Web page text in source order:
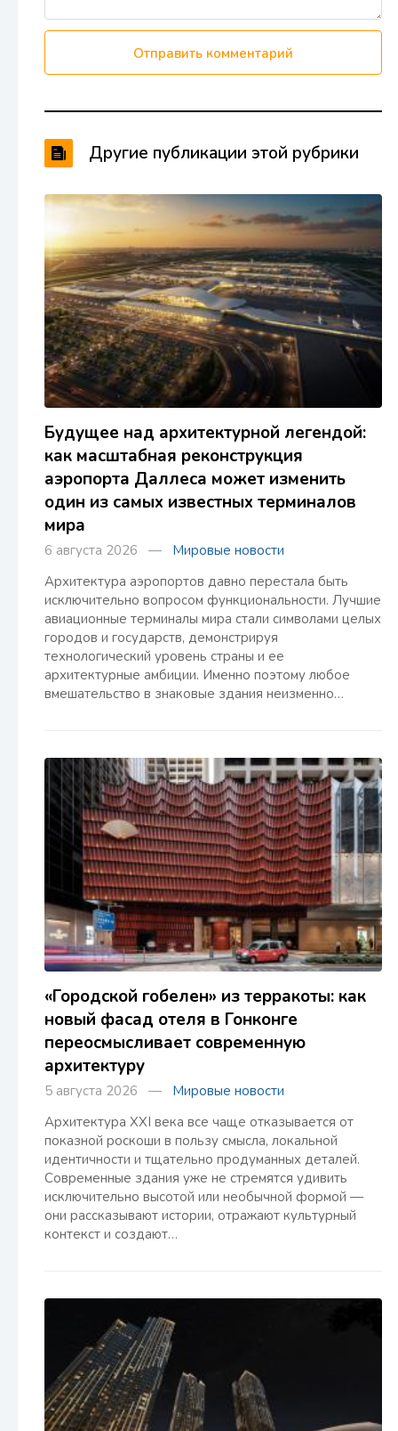
Отправить комментарий
Другие публикации этой рубрики
Будущее над архитектурной легендой:
как масштабная реконструкция
аэропорта Даллеса может изменить
один из самых известных терминалов
мира
6 августа 2026 — Мировые новости
Архитектура аэропортов давно перестала быть
исключительно вопросом функциональности. Лучшие
авиационные терминалы мира стали символами целых
городов и государств, демонстрируя
технологический уровень страны и ее
архитектурные амбиции. Именно поэтому любое
вмешательство в знаковые здания неизменно…
«Городской гобелен» из терракоты: как
новый фасад отеля в Гонконге
переосмысливает современную
архитектуру
5 августа 2026 — Мировые новости
Архитектура XXI века все чаще отказывается от
показной роскоши в пользу смысла, локальной
идентичности и тщательно продуманных деталей.
Современные здания уже не стремятся удивить
исключительно высотой или необычной формой —
они рассказывают истории, отражают культурный
контекст и создают…